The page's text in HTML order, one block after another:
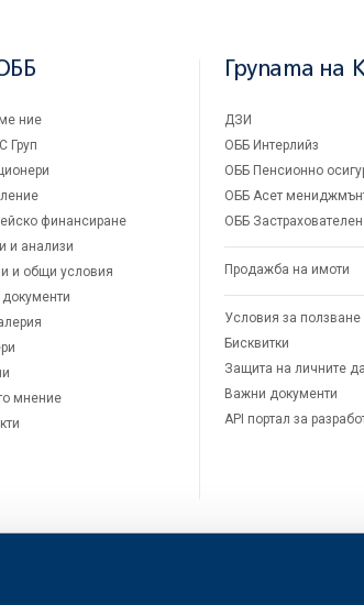
ние
Груп
финансиране
и анализи
и общи условия
документи
мнение
Групата на
ДЗИ
ОББ Интерлийз
ОББ Пенсионно
ОББ Асет
ОББ
Продажба на имоти
Условия за ползване
Бисквитки
Защита на личните
Важни документи
API портал за